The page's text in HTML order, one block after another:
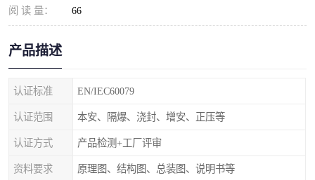
阅 读 量： 66
产品描述
认证标准 EN/IEC60079
认证范围 本安、隔爆、浇封、增安、正压等
认证方式 产品检测+工厂评审
资料要求 原理图、结构图、总装图、说明书等